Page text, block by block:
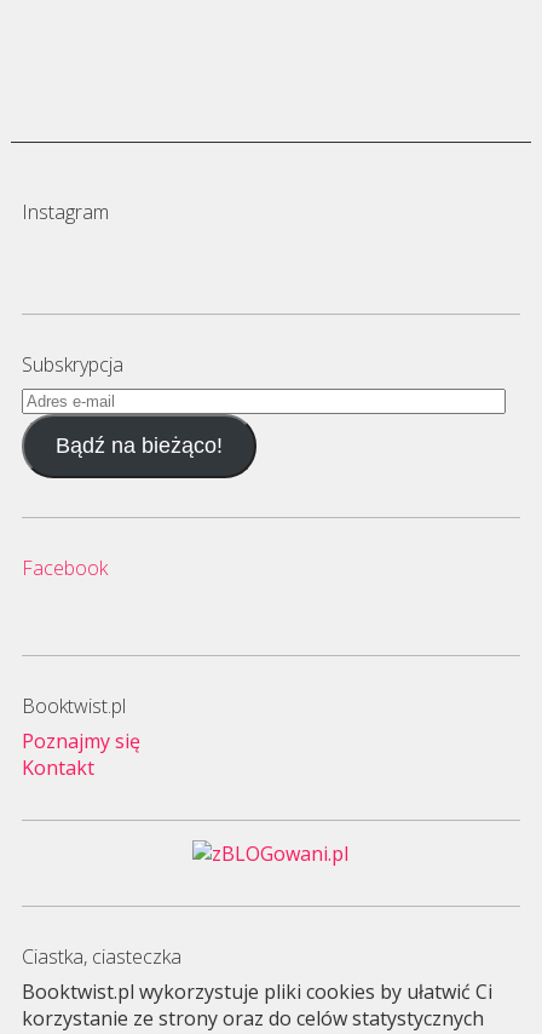
Instagram
Subskrypcja
Adres
e-
mailBądź na bieżąco!
Facebook
Booktwist.pl
Poznajmy się
Kontakt
Ciastka, ciasteczka
Booktwist.pl wykorzystuje pliki cookies by ułatwić Ci
korzystanie ze strony oraz do celów statystycznych